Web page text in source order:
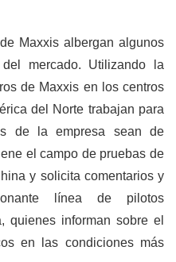
Maxxis albergan algunos
mercado. Utilizando la
de Maxxis en los centros
del Norte trabajan para
de la empresa sean de
el campo de pruebas de
y solicita comentarios y
línea de pilotos
quienes informan sobre el
en las condiciones más